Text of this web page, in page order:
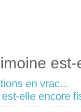
en vrac...
elle encore